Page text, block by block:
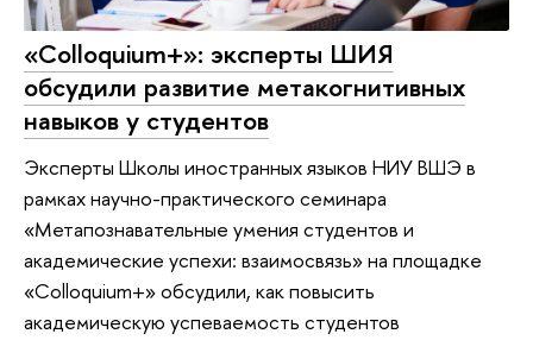
«Colloquium+»: эксперты ШИЯ
обсудили развитие метакогнитивных
навыков у студентов
Эксперты Школы иностранных языков НИУ ВШЭ в
рамках научно-практического семинара
«Метапознавательные умения студентов и
академические успехи: взаимосвязь» на площадке
«Colloquium+» обсудили, как повысить
академическую успеваемость студентов